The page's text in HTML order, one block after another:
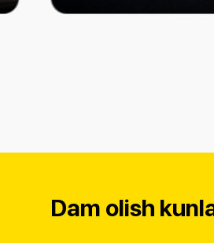
Dam olish